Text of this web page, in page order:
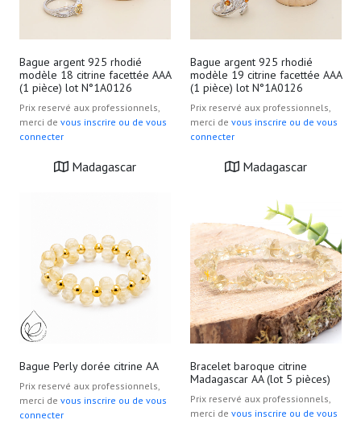
Bague argent 925 rhodié
modèle 18 citrine facettée AAA
(1 pièce) lot N°1A0126
Prix reservé aux professionnels,
merci de vous inscrire ou de vous
connecter
Madagascar
Bague argent 925 rhodié
modèle 19 citrine facettée AAA
(1 pièce) lot N°1A0126
Prix reservé aux professionnels,
merci de vous inscrire ou de vous
connecter
Madagascar
Bague Perly dorée citrine AA
Prix reservé aux professionnels,
merci de vous inscrire ou de vous
connecter
Bracelet baroque citrine
Madagascar AA (lot 5 pièces)
Prix reservé aux professionnels,
merci de vous inscrire ou de vous